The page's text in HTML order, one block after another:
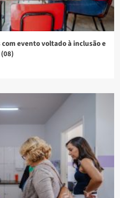
com evento voltado à inclusão e